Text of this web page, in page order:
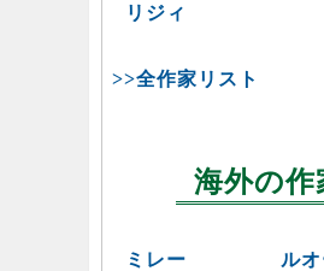
リジィ
>>全作家リスト
海外の作
ミレー ル